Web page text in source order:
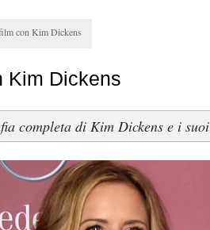
con Kim Dickens
Kim Dickens
completa di Kim Dickens e i